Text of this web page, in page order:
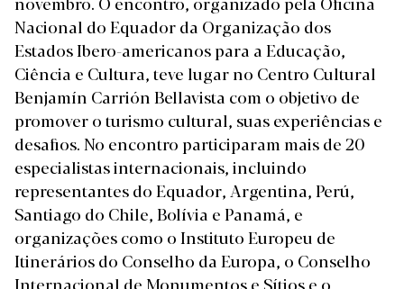
Nacional do Equador da Organização dos
Estados Ibero-americanos para a Educação,
Ciência e Cultura, teve lugar no Centro Cultural
Benjamín Carrión Bellavista com o objetivo de
promover o turismo cultural, suas experiências e
desafios. No encontro participaram mais de 20
especialistas internacionais, incluindo
representantes do Equador, Argentina, Perú,
Santiago do Chile, Bolívia e Panamá, e
organizações como o Instituto Europeu de
Itinerários do Conselho da Europa, o Conselho
Internacional de Monumentos e Sítios e o